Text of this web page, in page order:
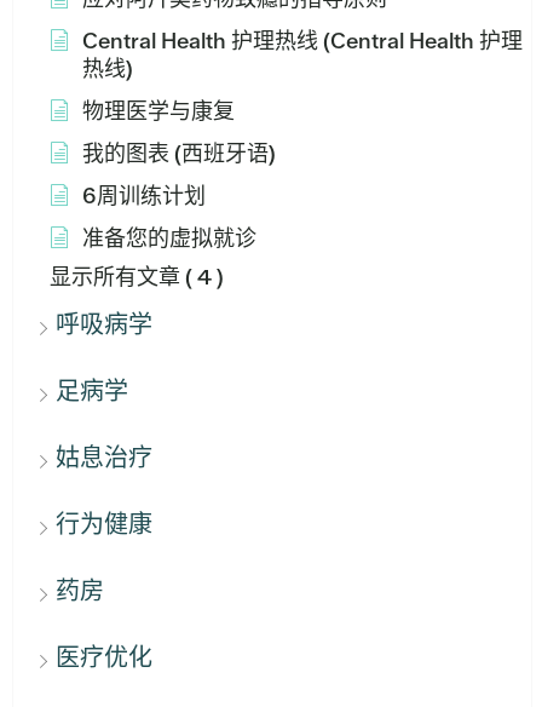
Central Health 护理热线 (Central Health 护理
热线)
物理医学与康复
我的图表 (西班牙语)
6周训练计划
准备您的虚拟就诊
显示所有文章 ( 4 )
呼吸病学
足病学
姑息治疗
行为健康
药房
医疗优化